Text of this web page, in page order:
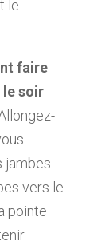
le
faire
le soir
jambes.
vers le
pointe